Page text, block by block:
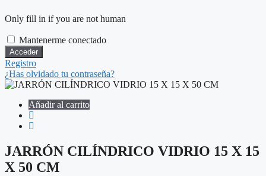
Only fill in if you are not human
Mantenerme conectado
Registro
¿Has olvidado tu contraseña?
Añadir al carrito
JARRÓN CILÍNDRICO VIDRIO 15 X 15
X 50 CM